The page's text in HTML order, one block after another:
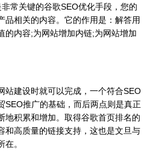
关键的谷歌SEO优化手段，您的
品相关的内容。它的作用是：解答用
的内容;为网站增加内链;为网站增加
建设时就可以完成，一个符合SEO
SEO推广的基础，而后两点则是真正
地积累和增加。取得谷歌首页排名的
和高质量的链接支持，这也是文旦与
。